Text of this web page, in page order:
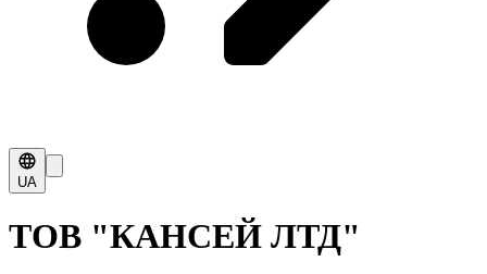
UA
ТОВ "КАНСЕЙ ЛТД"